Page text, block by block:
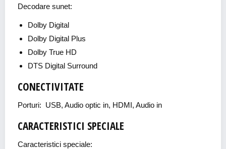
Decodare sunet:
Dolby Digital
Dolby Digital Plus
Dolby True HD
DTS Digital Surround
CONECTIVITATE
Porturi: USB, Audio optic in, HDMI, Audio in
CARACTERISTICI SPECIALE
Caracteristici speciale: